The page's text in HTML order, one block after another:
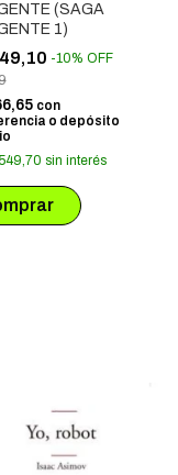
(SAGA
1)
-10% OFF
con
o depósito
sin interés